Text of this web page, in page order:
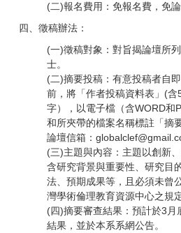
(二)報名費用：免報名費，免論
四、徵稿辦法：
(一)徵稿對象：對旨揭論壇所
士。
(二)摘要投稿：有意投稿者自
前，將「作者投稿資料表」(
字），以電子檔（含WORD和
和所夾帶的檔案名稱標註「摘
論壇信箱：
(三)主題與內容：主題以創新
含研究背景與重要性、研究目
法、預期成果等，且必須未曾
灣學術倫理教育資源中心之規
(四)摘要審查結果：預計於3月
結果，並於本系系網公告。